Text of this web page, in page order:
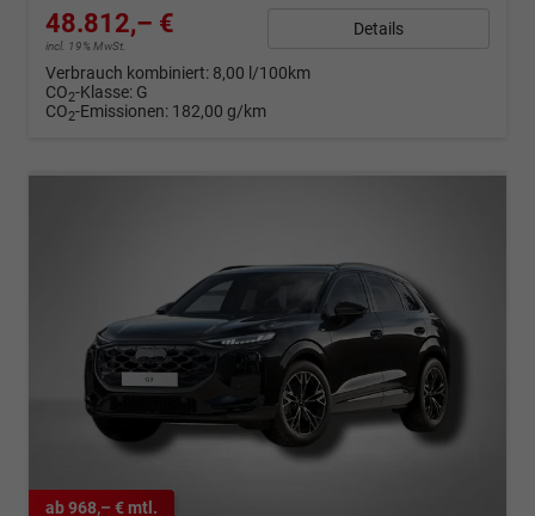
48.812,– €
incl. 19% MwSt.
Details
Verbrauch kombiniert: 8,00 l/100km
CO2-Klasse: G
CO2-Emissionen: 182,00 g/km
ab 968,– € mtl.